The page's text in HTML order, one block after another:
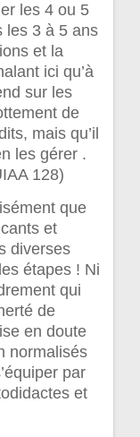
les 4 ou 5
les 3 à 5 ans
et la
ici qu’à
sur les
de
mais qu’il
les gérer .
128)
que
et
diverses
étapes ! Ni
qui
de
en doute
normalisés
par
et